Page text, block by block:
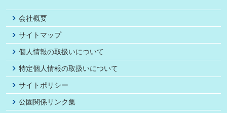
会社概要
サイトマップ
個人情報の取扱いについて
特定個人情報の取扱いについて
サイトポリシー
公園関係リンク集